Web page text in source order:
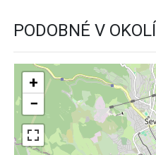
PODOBNÉ V OKOLÍ
+
−